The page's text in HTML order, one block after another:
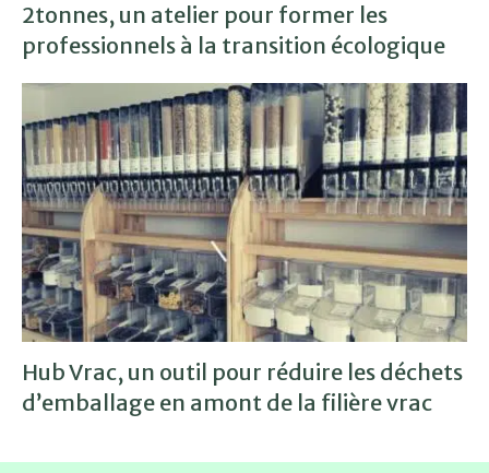
2tonnes, un atelier pour former les
professionnels à la transition écologique
Hub Vrac, un outil pour réduire les déchets
d’emballage en amont de la filière vrac